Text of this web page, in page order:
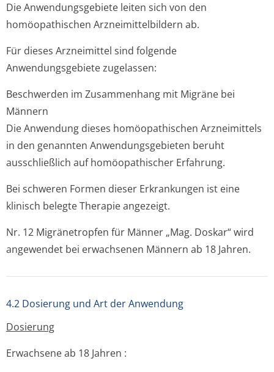
Die Anwendungsgebiete leiten sich von den
homöopathischen Arzneimittelbil­dern ab.
Für dieses Arzneimittel sind folgende
Anwendungsgebiete zugelassen:
Beschwerden im Zusammenhang mit Migräne bei
Männern
Die Anwendung dieses homöopathischen Arzneimittels
in den genannten Anwendungsgebieten beruht
ausschließlich auf homöopathischer Erfahrung.
Bei schweren Formen dieser Erkrankungen ist eine
klinisch belegte Therapie angezeigt.
Nr. 12 Migränetropfen für Männer „Mag. Doskar“ wird
angewendet bei erwachsenen Männern ab 18 Jahren.
4.2 Dosierung und Art der Anwendung
Dosierung
Erwachsene ab 18 Jahren :